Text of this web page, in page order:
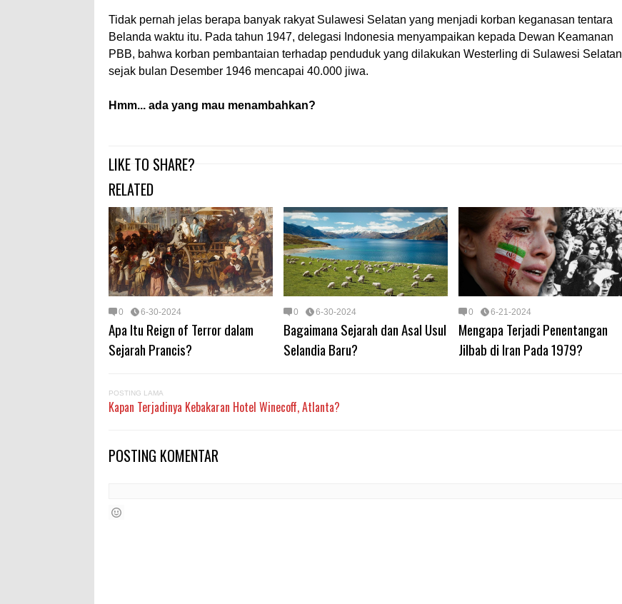
Tidak pernah jelas berapa banyak rakyat Sulawesi Selatan yang menjadi korban keganasan tentara
Belanda waktu itu. Pada tahun 1947, delegasi Indonesia menyampaikan kepada Dewan Keamanan
PBB, bahwa korban pembantaian terhadap penduduk yang dilakukan Westerling di Sulawesi Selatan
sejak bulan Desember 1946 mencapai 40.000 jiwa.
Hmm... ada yang mau menambahkan?
LIKE TO SHARE?
RELATED
0 6-30-2024
Apa Itu Reign of Terror dalam
Sejarah Prancis?
0 6-30-2024
Bagaimana Sejarah dan Asal Usul
Selandia Baru?
0 6-21-2024
Mengapa Terjadi Penentangan
Jilbab di Iran Pada 1979?
POSTING LAMA
Kapan Terjadinya Kebakaran Hotel Winecoff, Atlanta?
POSTING KOMENTAR